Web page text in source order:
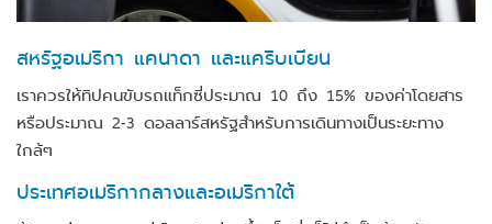
สหรัฐอเมริกา แคนาดา และแคริบเบียน
เราควรให้ทิปคนขับรถแท็กซี่ประมาณ 10 ถึง 15% ของค่าโดยสาร
หรือประมาณ 2-3 ดอลลาร์สหรัฐสำหรับการเดินทางเป็นระยะทาง
ใกล้ๆ
ประเทศอเมริกากลางและอเมริกาใต้